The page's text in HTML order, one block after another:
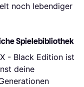
noch lebendiger
Spielebibliothek
- Black Edition ist
deine